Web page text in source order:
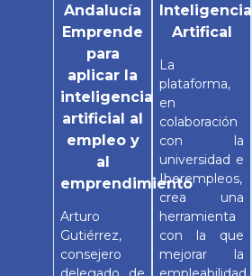
Andalucía
Emprende
para
aplicar la
inteligencia
artificial al
empleo y
al
emprendimiento
Arturo
Gutiérrez,
consejero
Inteligencia
Artifical
La
plataforma,
en
colaboración
con la
universidad e
Iberempleos,
crea una
herramienta
con la que
mejorar la